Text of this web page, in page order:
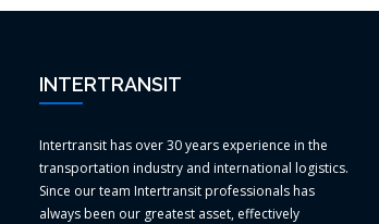
INTERTRANSIT
Intertransit has over 30 years experience in the
transportation industry and international logistics.
Since our team Intertransit professionals has
always been our greatest asset, effectively